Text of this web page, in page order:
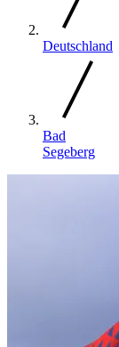
Deutschland
Bad
Segeberg